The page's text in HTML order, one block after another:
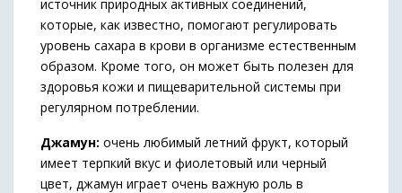
источник природных активных соединений,
которые, как известно, помогают регулировать
уровень сахара в крови в организме естественным
образом. Кроме того, он может быть полезен для
здоровья кожи и пищеварительной системы при
регулярном потреблении.
Джамун: очень любимый летний фрукт, который
имеет терпкий вкус и фиолетовый или черный
цвет, джамун играет очень важную роль в